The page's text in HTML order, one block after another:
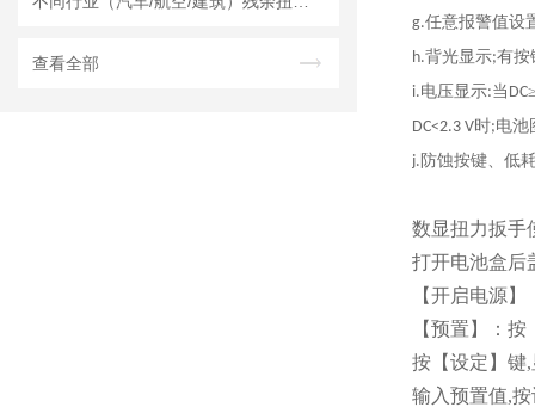
查看全部
g.任意报警值设
h.背光显示;有按
i.电压显示:当 DC
DC<2.3 V时;电池
j. 防蚀按键、低
数显扭力扳手
打开电池盒后
【开启电源
【预置】：
按【设定】键
输入预置值,